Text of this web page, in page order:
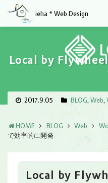
ieha * Web Design
Local by
2017.9.05 BLOG, Web,
HOME BLOG Web
で効率的に開発
Local by